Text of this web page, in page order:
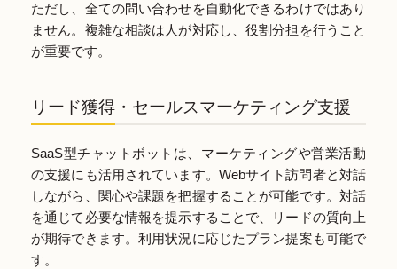
ただし、全ての問い合わせを自動化できるわけではあり
ません。複雑な相談は人が対応し、役割分担を行うこと
が重要です。
リード獲得・セールスマーケティング支援
SaaS型チャットボットは、マーケティングや営業活動
の支援にも活用されています。Webサイト訪問者と対話
しながら、関心や課題を把握することが可能です。対話
を通じて必要な情報を提示することで、リードの質向上
が期待できます。利用状況に応じたプラン提案も可能で
す。